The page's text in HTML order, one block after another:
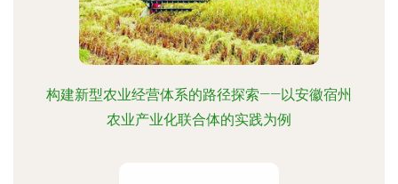
构建新型农业经营体系的路径探索——以安徽宿州
农业产业化联合体的实践为例